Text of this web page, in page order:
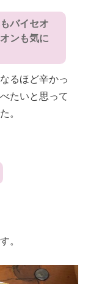
バイセオ
ンも気に
るほど辛かっ
たいと思って
。
。